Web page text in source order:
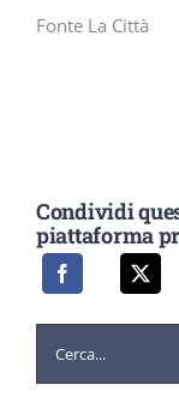
Fonte La Città
Condividi
piattaforma